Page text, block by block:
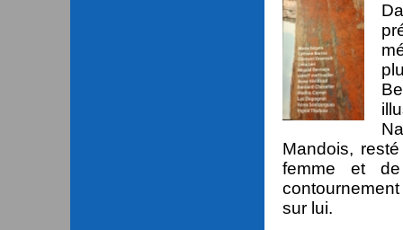
Mandois,
femme et
sur lui.